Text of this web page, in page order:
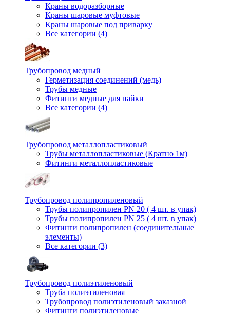
Краны водоразборные
Краны шаровые муфтовые
Краны шаровые под приварку
Все категории (4)
Трубопровод медный
Герметизация соединений (медь)
Трубы медные
Фитинги медные для пайки
Все категории (4)
Трубопровод металлопластиковый
Трубы металлопластиковые (Кратно 1м)
Фитинги металлопластиковые
Трубопровод полипропиленовый
Трубы полипропилен PN 20 ( 4 шт. в упак)
Трубы полипропилен PN 25 ( 4 шт. в упак)
Фитинги полипропилен (cоединительные
элементы)
Все категории (3)
Трубопровод полиэтиленовый
Труба полиэтиленовая
Трубопровод полиэтиленовый заказной
Фитинги полиэтиленовые